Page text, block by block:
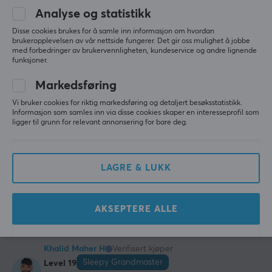
FORBINDELSE
Forbindelse
Ja
Volumkontroll
Behagelige, stilige og fantastiske!
Vis originalen
Sony WF-1000XM5 Trådløse Hodetelefoner med Støyreduksjon - Svart
Arto B
Verifisert kjøper
Topp hodetelefoner
0 likes
Khalid Maher H
Verifisert kjøper
Level 19
Sleepy Grandmaster
Analyse og statistikk
Disse cookies brukes for å samle inn informasjon om hvordan
brukeropplevelsen av vår nettside fungerer. Det gir oss mulighet å jobbe
med forbedringer av brukervennligheten, kundeservice og andre lignende
funksjoner.
Markedsføring
Vi bruker cookies for riktig markedsføring og detaljert besøksstatistikk.
Informasjon som samles inn via disse cookies skaper en interesseprofil som
ligger til grunn for relevant annonsering for bare deg.
LAGRE & LUKK
AKSEPTERE ALLE